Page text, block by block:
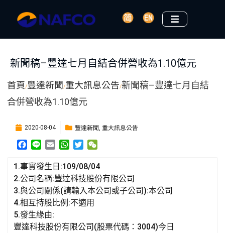
新聞稿–豐達七月自結合併營收為1.10億元
首頁/豐達新聞/重大訊息公告/新聞稿–豐達七月自結
合併營收為1.10億元
2020-08-04 豐達新聞,重大訊息公告
F
c
e
b
o
o
k
L
n
e
E
a
i
l
W
a
t
s
A
p
T
i
t
t
e
r
C
h
a
t
1.事實發生日:109/08/04
2.公司名稱:豐達科技股份有限公司
3.與公司關係(請輸入本公司或子公司):本公司
4.相互持股比例:不適用
5.發生緣由:
豐達科技股份有限公司(股票代碼：3004)今日